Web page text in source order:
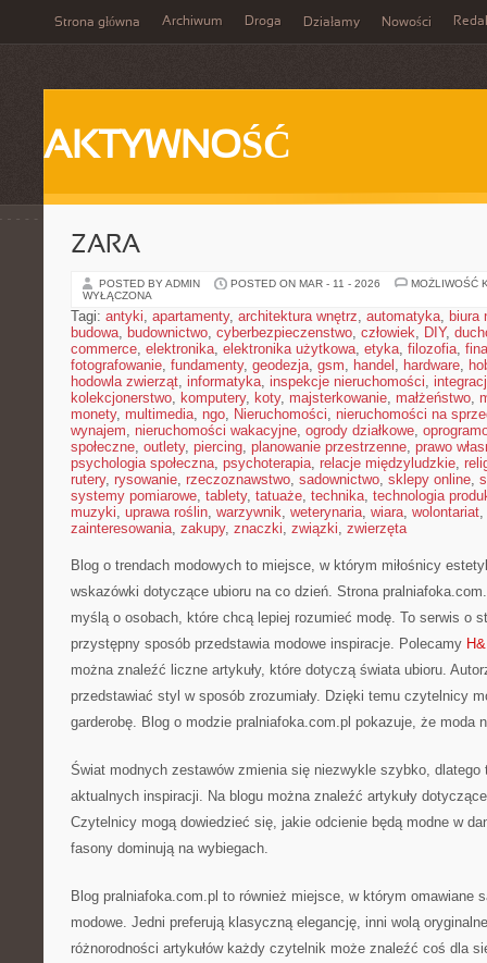
Strona główna Archiwum Droga Działamy Nowości
AKTYWNOŚĆ
ZARA
POSTED BY ADMIN POSTED ON MAR - 11 - 2026
MOŻLIWOŚĆ
WYŁĄCZONA
Tagi: antyki, apartamenty, architektura wnętrz, automatyka, biura
budowa, budownictwo, cyberbezpieczenstwo, człowiek, DIY,
commerce, elektronika, elektronika użytkowa, etyka, filozofia,
fotografowanie, fundamenty, geodezja, gsm, handel , hardware,
hodowla zwierząt, informatyka, inspekcje nieruchomości,
kolekcjonerstwo, komputery, koty, majsterkowanie, małżeństwo,
monety, multimedia, ngo, Nieruchomości, nieruchomości na
wynajem, nieruchomości wakacyjne, ogrody działkowe,
społeczne, outlety, piercing, planowanie przestrzenne, prawo
psychologia społeczna, psychoterapia, relacje międzyludzkie,
rutery, rysowanie, rzeczoznawstwo, sadownictwo, sklepy online,
systemy pomiarowe, tablety, tatuaże, technika, technologia
muzyki, uprawa roślin, warzywnik, weterynaria, wiara, wolontariat,
zainteresowania, zakupy, znaczki, związki, zwierzęta
Blog o trendach modowych to miejsce, w którym miłośnicy
wskazówki dotyczące ubioru na co dzień. Strona
myślą o osobach, które chcą lepiej rozumieć modę. To serwis o
przystępny sposób przedstawia modowe inspiracje. Polecamy
można znaleźć liczne artykuły, które dotyczą świata ubioru.
przedstawiać styl w sposób zrozumiały. Dzięki temu czytelnicy
garderobę. Blog o modzie pralniafoka.com.pl pokazuje, że moda
Świat modnych zestawów zmienia się niezwykle szybko, dlatego
aktualnych inspiracji. Na blogu można znaleźć artykuły
Czytelnicy mogą dowiedzieć się, jakie odcienie będą modne w
fasony dominują na wybiegach.
Blog pralniafoka.com.pl to również miejsce, w którym omawiane
modowe. Jedni preferują klasyczną elegancję, inni wolą
różnorodności artykułów każdy czytelnik może znaleźć coś dla